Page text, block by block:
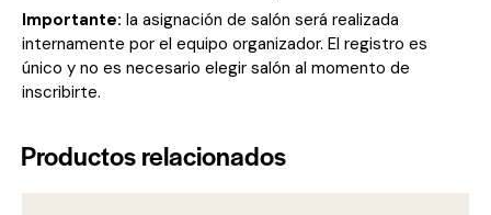
Importante: la asignación de salón será realizada
internamente por el equipo organizador. El registro es
único y no es necesario elegir salón al momento de
inscribirte.
Productos relacionados